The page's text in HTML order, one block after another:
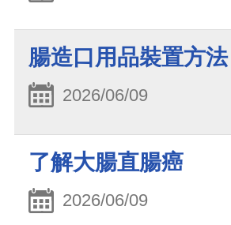
腸造口用品裝置方法
2026/06/09
了解大腸直腸癌
2026/06/09